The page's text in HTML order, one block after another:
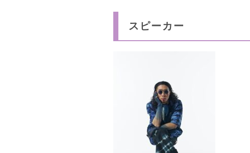
スピーカー